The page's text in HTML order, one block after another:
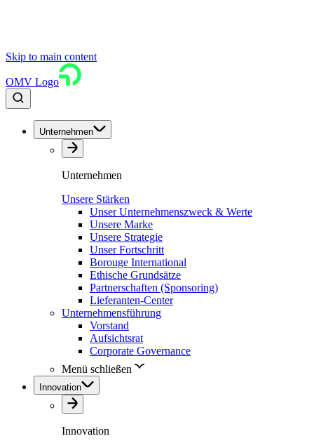
Skip to main content
OMV Logo
Unternehmen
Unternehmen
Unsere Stärken
Unser Unternehmenszweck & Werte
Unsere Marke
Unsere Strategie
Unser Fortschritt
Borouge International
Ethische Grundsätze
Partnerschaften (Sponsoring)
Lieferanten-Center
Unternehmensführung
Vorstand
Aufsichtsrat
Corporate Governance
Menü schließen
Innovation
Innovation